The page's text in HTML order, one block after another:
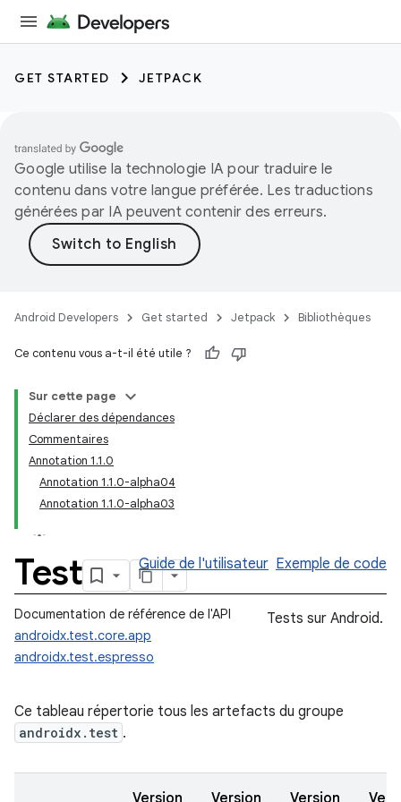
GET STARTED JETPACK
Google utilise la technologie IA pour traduire le
contenu dans votre langue préférée. Les traductions
générées par IA peuvent contenir des erreurs.
Android Developers Get started Jetpack Bibliothèques
Ce contenu vous a-t-il été utile ?
Sur cette page
Déclarer des dépendances
Commentaires
Annotation 1.1.0
Annotation 1.1.0-alpha04
Annotation 1.1.0-alpha03
Test Guide de l'utilisateur Exemple de code
Documentation de référence de l'API
androidx.test.core.app
androidx.test.espresso
Tests sur Android.
Ce tableau répertorie tous les artefacts du groupe
androidx.test .
Version
Version
Version